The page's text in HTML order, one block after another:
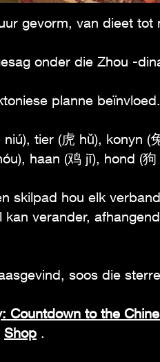
gevorm, van dieet tot
onder die Zhou -
planne beïnvloed.
tier (虎 hǔ), konyn (
haan (鸡 jī), hond (
skilpad hou elk
verander,
soos die
Countdown to the
Shop .